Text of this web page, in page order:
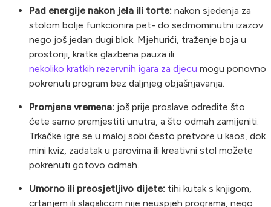
Pad energije nakon jela ili torte: nakon sjedenja za
stolom bolje funkcionira pet- do sedmominutni izazov
nego još jedan dugi blok. Mjehurići, traženje boja u
prostoriji, kratka glazbena pauza ili
nekoliko kratkih rezervnih igara za djecu mogu ponovno
pokrenuti program bez daljnjeg objašnjavanja.
Promjena vremena: još prije proslave odredite što
ćete samo premjestiti unutra, a što odmah zamijeniti.
Trkačke igre se u maloj sobi često pretvore u kaos, dok
mini kviz, zadatak u parovima ili kreativni stol možete
pokrenuti gotovo odmah.
Umorno ili preosjetljivo dijete: tihi kutak s knjigom,
crtanjem ili slagalicom nije neuspjeh programa, nego